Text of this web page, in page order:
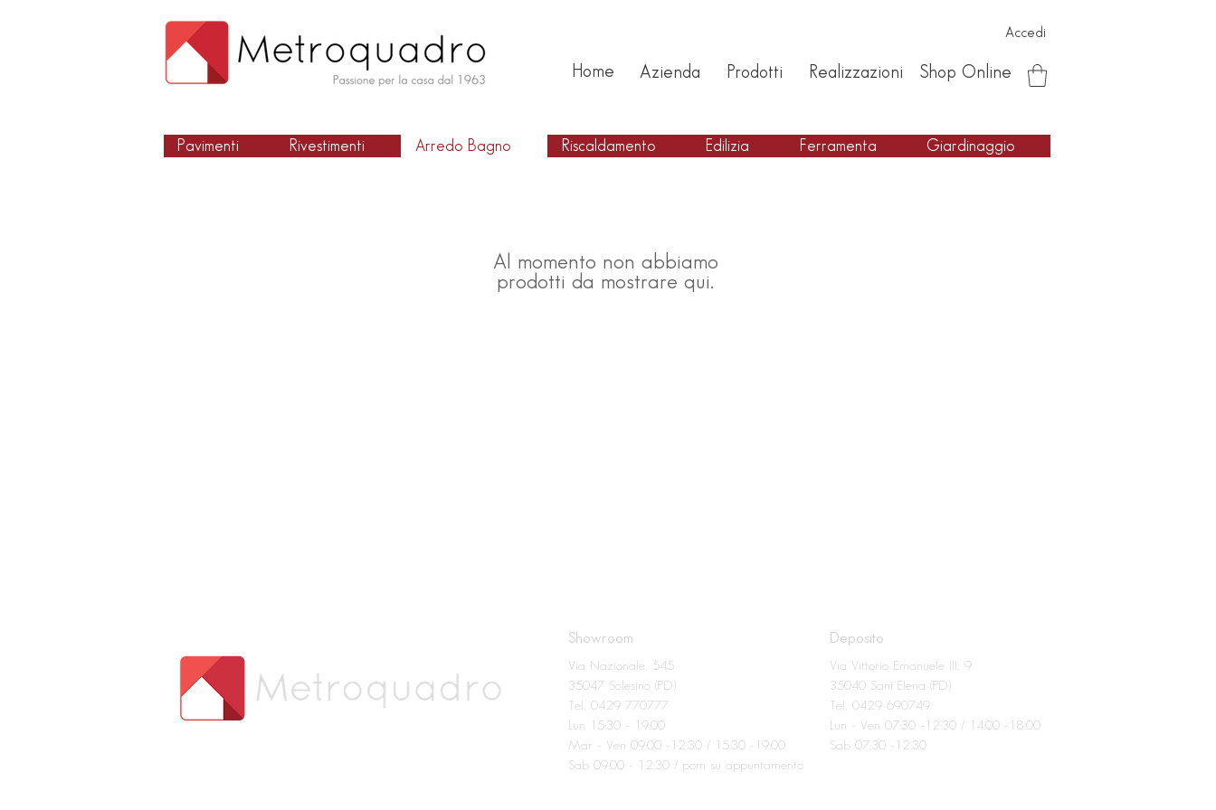
Accedi
Home Azienda Prodotti Realizzazioni Shop Online
Pavimenti Rivestimenti Arredo Bagno Riscaldamento Edilizia Ferramenta Giardinaggio
Al momento non abbiamo
prodotti da mostrare qui.
Showroom
Via Nazionale, 545
35047 Solesino (PD)
Tel. 0429 770777
Lun 15:30 - 19:00
Mar - Ven 09:00 -12:30 / 15:30 -19:00
Sab 09:00 - 12:30 / pom su appuntamento
Deposito
Via Vittorio Emanuele III, 9
35040 Sant'Elena (PD)
Tel. 0429 690749
Lun - Ven 07:30 -12:30 / 14:00 -18:00
Sab 07:30 -12:30